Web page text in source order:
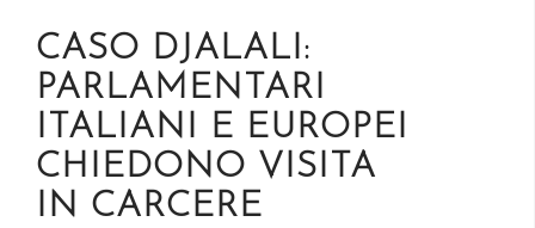
CASO DJALALI:
PARLAMENTARI
ITALIANI E EUROPEI
CHIEDONO VISITA
IN CARCERE